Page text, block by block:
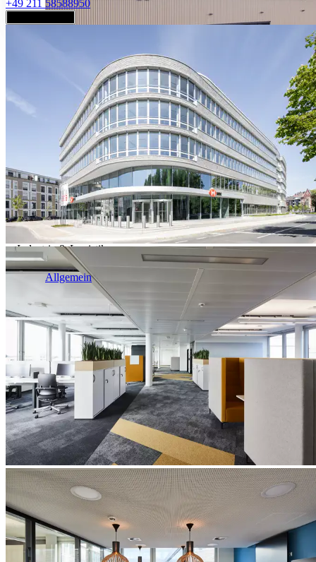
Industrie & Logistik
Allgemein
+49 211 58588950